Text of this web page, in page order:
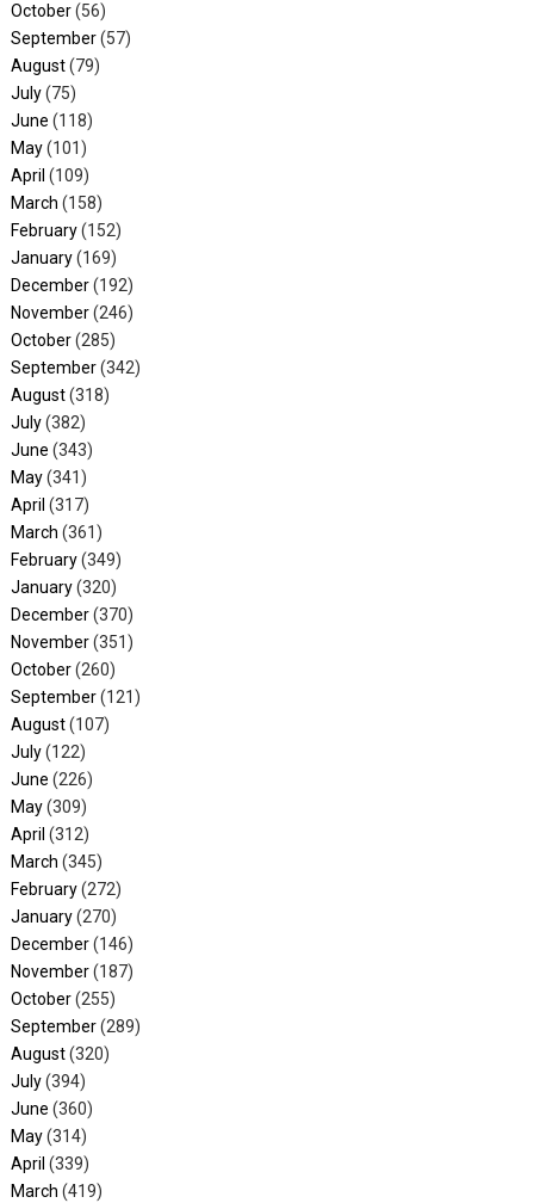
October(56)
September(57)
August(79)
July(75)
June (118)
May(101)
April (109)
March (158)
February(152)
January(169)
December(192)
November(246)
October(285)
September(342)
August(318)
July(382)
June (343)
May(341)
April (317)
March (361)
February(349)
January(320)
December(370)
November(351)
October(260)
September(121)
August(107)
July(122)
June (226)
May(309)
April (312)
March (345)
February(272)
January(270)
December(146)
November(187)
October(255)
September(289)
August(320)
July(394)
June (360)
May(314)
April (339)
March (419)